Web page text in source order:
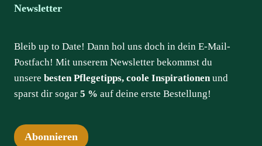
Newsletter
Bleib up to Date! Dann hol uns doch in dein E-Mail-
Postfach! Mit unserem Newsletter bekommst du
unsere besten Pflegetipps, coole Inspirationenund
sparst dir sogar 5 % auf deine erste Bestellung!
Abonnieren